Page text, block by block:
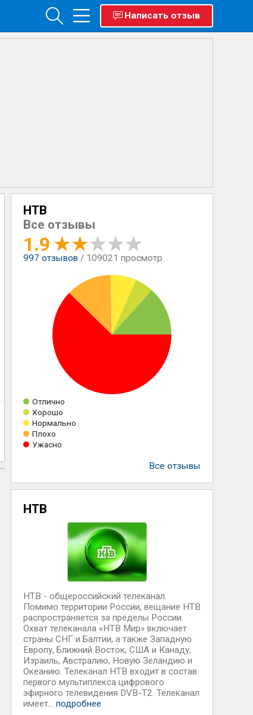
Написать отзыв
НТВ
Все отзывы
1.9
997 отзывов / 109021 просмотр
Отлично
Хорошо
Нормально
Плохо
Ужасно
Все отзывы
НТВ
НТВ - общероссийский телеканал.
Помимо территории России, вещание НТВ
распространяется за пределы России.
Охват телеканала «НТВ Мир» включает
страны СНГ и Балтии, а также Западную
Европу, Ближний Восток, США и Канаду,
Израиль, Австралию, Новую Зеландию и
Океанию. Телеканал НТВ входит в состав
первого мультиплекса цифрового
эфирного телевидения DVB-T2. Телеканал
имеет... подробнее